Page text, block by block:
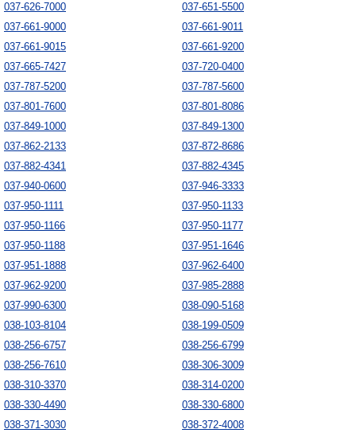
037-626-7000
037-651-5500
037-661-9000
037-661-9011
037-661-9015
037-661-9200
037-665-7427
037-720-0400
037-787-5200
037-787-5600
037-801-7600
037-801-8086
037-849-1000
037-849-1300
037-862-2133
037-872-8686
037-882-4341
037-882-4345
037-940-0600
037-946-3333
037-950-1111
037-950-1133
037-950-1166
037-950-1177
037-950-1188
037-951-1646
037-951-1888
037-962-6400
037-962-9200
037-985-2888
037-990-6300
038-090-5168
038-103-8104
038-199-0509
038-256-6757
038-256-6799
038-256-7610
038-306-3009
038-310-3370
038-314-0200
038-330-4490
038-330-6800
038-371-3030
038-372-4008